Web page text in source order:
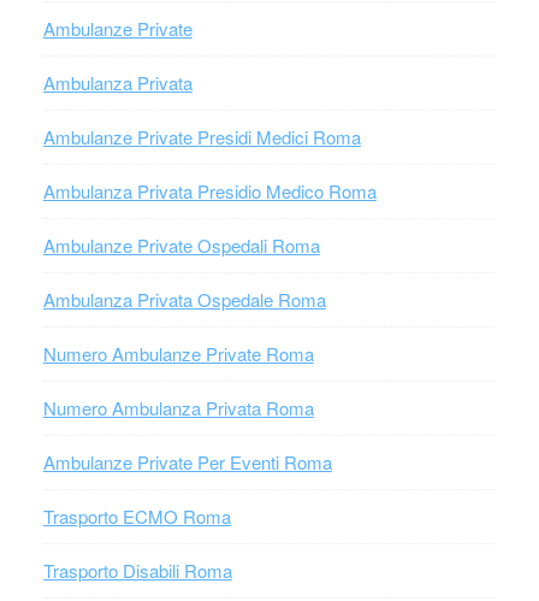
Ambulanze Private
Ambulanza Privata
Ambulanze Private Presidi Medici Roma
Ambulanza Privata Presidio Medico Roma
Ambulanze Private Ospedali Roma
Ambulanza Privata Ospedale Roma
Numero Ambulanze Private Roma
Numero Ambulanza Privata Roma
Ambulanze Private Per Eventi Roma
Trasporto ECMO Roma
Trasporto Disabili Roma